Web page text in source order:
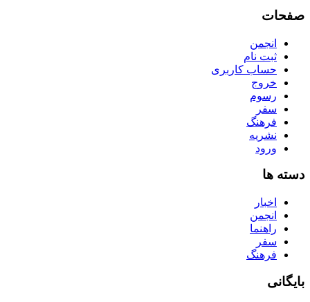
صفحات
انجمن
ثبت نام
حساب کاربری
خروج
رسوم
سفر
فرهنگ
نشریه
ورود
دسته ها
اخبار
انجمن
راهنما
سفر
فرهنگ
بایگانی